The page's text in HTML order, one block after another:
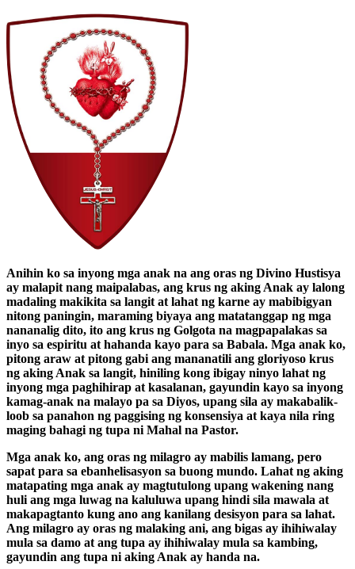
Anihin ko sa inyong mga anak na ang oras ng Divino Hustisya
ay malapit nang maipalabas, ang krus ng aking Anak ay lalong
madaling makikita sa langit at lahat ng karne ay mabibigyan
nitong paningin, maraming biyaya ang matatanggap ng mga
nananalig dito, ito ang krus ng Golgota na magpapalakas sa
inyo sa espiritu at hahanda kayo para sa Babala. Mga anak ko,
pitong araw at pitong gabi ang mananatili ang gloriyoso krus
ng aking Anak sa langit, hiniling kong ibigay ninyo lahat ng
inyong mga paghihirap at kasalanan, gayundin kayo sa inyong
kamag-anak na malayo pa sa Diyos, upang sila ay makabalik-
loob sa panahon ng paggising ng konsensiya at kaya nila ring
maging bahagi ng tupa ni Mahal na Pastor.
Mga anak ko, ang oras ng milagro ay mabilis lamang, pero
sapat para sa ebanhelisasyon sa buong mundo. Lahat ng aking
matapating mga anak ay magtutulong upang wakening nang
huli ang mga luwag na kaluluwa upang hindi sila mawala at
makapagtanto kung ano ang kanilang desisyon para sa lahat.
Ang milagro ay oras ng malaking ani, ang bigas ay ihihiwalay
mula sa damo at ang tupa ay ihihiwalay mula sa kambing,
gayundin ang tupa ni aking Anak ay handa na.